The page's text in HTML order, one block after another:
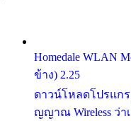
Homedale WLAN
ข้าง) 2.25
ดาวน์โหลดโปรแก
ญญาณ Wireless ว่า